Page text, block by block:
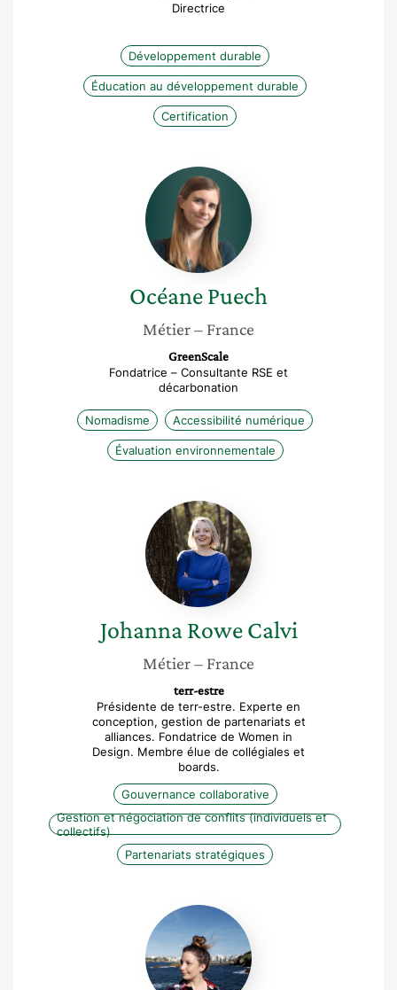
Directrice
Développement durable
Éducation au développement durable
Certification
Océane
Puech
OcéanePuech
Métier– France
GreenScale
Fondatrice – Consultante RSE et
décarbonation
Nomadisme Accessibilité numérique
Évaluation environnementale
Johanna
Rowe
Calvi
Johanna Rowe Calvi
Métier– France
terr-estre
Présidente de terr-estre. Experte en
conception, gestion de partenariats et
alliances. Fondatrice de Women in
Design. Membre élue de collégiales et
boards.
Gouvernance collaborative
Gestion et négociation de conflits (individuels et
collectifs)
Partenariats stratégiques
Julie
Désert